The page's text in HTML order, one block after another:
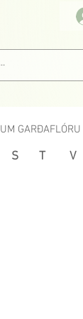
UM GARÐAFLÓRU
S T V